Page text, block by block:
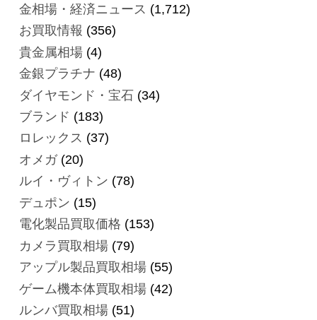
金相場・経済ニュース (1,712)
お買取情報 (356)
貴金属相場(4)
金銀プラチナ (48)
ダイヤモンド・宝石(34)
ブランド (183)
ロレックス (37)
オメガ(20)
ルイ・ヴィトン (78)
デュポン (15)
電化製品買取価格 (153)
カメラ買取相場(79)
アップル製品買取相場(55)
ゲーム機本体買取相場(42)
ルンバ買取相場(51)